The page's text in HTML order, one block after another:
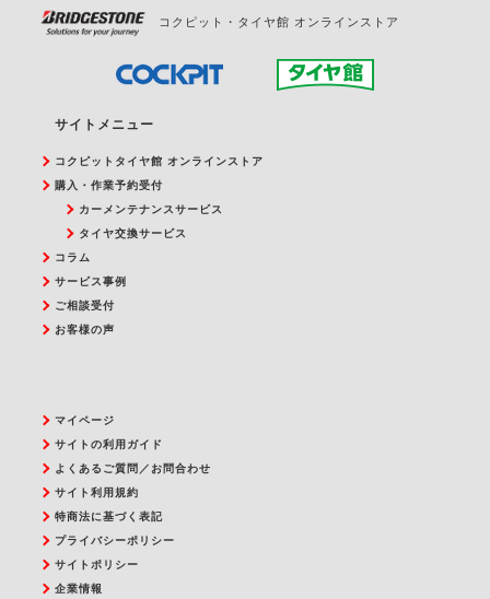
コクピット・タイヤ館 オンラインストア
サイトメニュー
コクピットタイヤ館 オンラインストア
購入・作業予約受付
カーメンテナンスサービス
タイヤ交換サービス
コラム
サービス事例
ご相談受付
お客様の声
マイページ
サイトの利用ガイド
よくあるご質問／お問合わせ
サイト利用規約
特商法に基づく表記
プライバシーポリシー
サイトポリシー
企業情報